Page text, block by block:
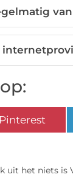
Pinterest
uit het niets is